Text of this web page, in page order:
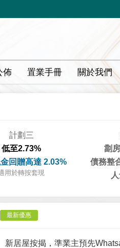
佈 置業手冊 關於我們
計劃三
低至2.73%
回贈高達 2.03%
用於轉按套現
劏
債務整
最新優惠
新居屋按揭，準業主預先